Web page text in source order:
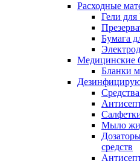
Расходные
Гели
Бумага
Медицинские
Бланки
Мыло
средств